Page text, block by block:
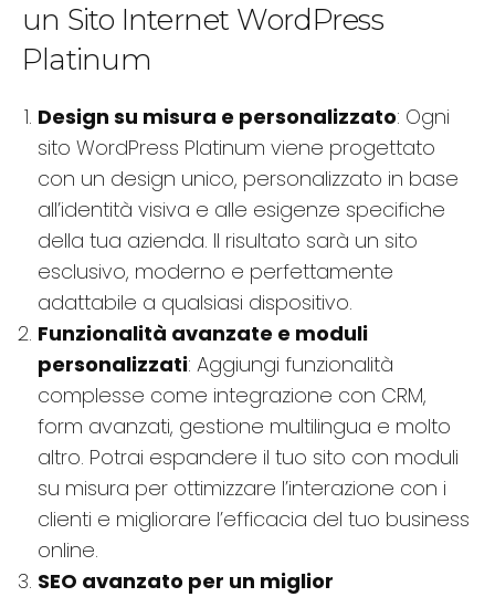
un Sito Internet WordPress
Platinum
Design su misura e personalizzato: Ogni
sito WordPress Platinum viene progettato
con un design unico, personalizzato in base
all’identità visiva e alle esigenze specifiche
della tua azienda. Il risultato sarà un sito
esclusivo, moderno e perfettamente
adattabile a qualsiasi dispositivo.
Funzionalità avanzate e moduli
personalizzati: Aggiungi funzionalità
complesse come integrazione con CRM,
form avanzati, gestione multilingua e molto
altro. Potrai espandere il tuo sito con moduli
su misura per ottimizzare l’interazione con i
clienti e migliorare l’efficacia del tuo business
online.
SEO avanzato per un miglior